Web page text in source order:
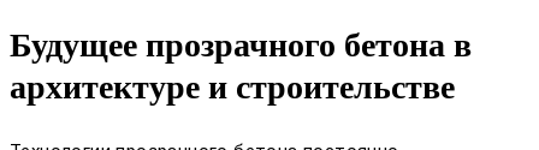
Будущее прозрачного бетона в
архитектуре и строительстве